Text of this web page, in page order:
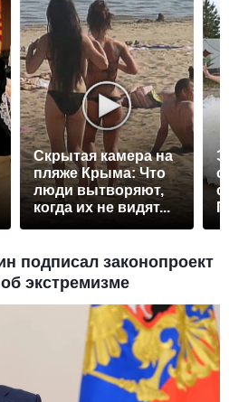
Скрытая камера на
пляже Крыма: Что
люди вытворяют,
когда их не видят...
подписал законопроект
экстремизме